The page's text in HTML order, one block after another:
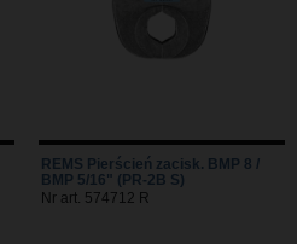
REMS Pierścień zacisk. BMP 8 /
BMP 5/16" (PR-2B S)
Nr art. 574712 R